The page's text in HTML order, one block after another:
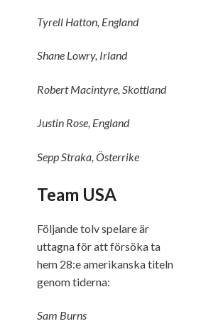
Tyrell Hatton, England
Shane Lowry, Irland
Robert Macintyre, Skottland
Justin Rose, England
Sepp Straka, Österrike
Team USA
Följande tolv spelare är
uttagna för att försöka ta
hem 28:e amerikanska titeln
genom tiderna:
Sam Burns